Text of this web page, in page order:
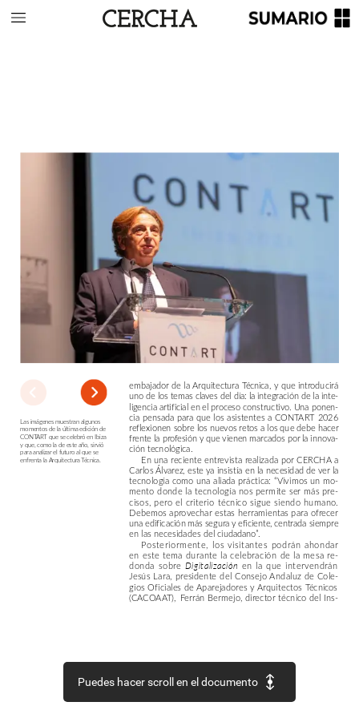
embajadorde laArquitectura Técnica, y que introducirá
unode lostemasclaves del día: laintegración de lainte-
ligencia artificialenel procesoconstructivo. Una ponen-
cia pensada para que los asistentes a CONTART 2026
reflexionen sobre losnuevosretosa losquedebe hacer
frente la profesión yquevienenmarcados por la innova-
cióntecnológica.
En una reciente entrevista realizada porCERCHA a
CarlosÁlvarez, esteya insistía en la necesidaddever la
tecnología como una aliada práctica: “Vivimos un mo-
mento donde la tecnología nos permite ser más pre-
cisos, pero el criterio técnico sigue siendo humano.
Debemos aprovechar estas herramientas para ofrecer
una edificaciónmássegurayeficiente, centrada siempre
en lasnecesidades delciudadano”.
Posteriormente, los visitantes podrán ahondar
en este tema durante la celebración de la mesa re-
donda sobre Digitalización en la que intervendrán
Jesús Lara, presidente del Consejo Andaluz de Cole-
gios Oficiales de Aparejadores yArquitectos Técnicos
(CACOAAT), Ferrán Bermejo, director técnico del Ins-
Lasimágenes muestran algunos
momentosdelaúltimaedición de
CONTART que secelebró enIbiza
yque, comolade esteaño, sirvió
paraanalizarel futuroalquese
enfrenta laArquitecturaTécnica.
Puedes hacer scroll en el documento